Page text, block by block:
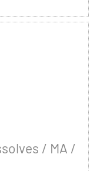
/ MA /